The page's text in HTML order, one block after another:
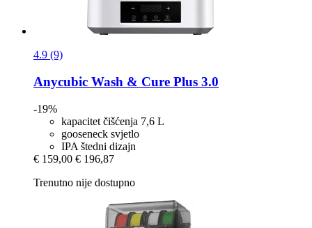
4.9 (9)
Anycubic Wash & Cure Plus 3.0
-19%
kapacitet čišćenja 7,6 L
gooseneck svjetlo
IPA štedni dizajn
€ 159,00 € 196,87
Trenutno nije dostupno